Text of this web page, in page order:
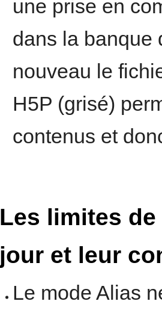
une prise en
dans la banque
nouveau le
H5P (grisé)
contenus et
Les limites
jour et leur
Le mode Alias